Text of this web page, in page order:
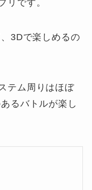
リです。
3Dで楽しめるの
テム周りはほぼ
るバトルが楽し